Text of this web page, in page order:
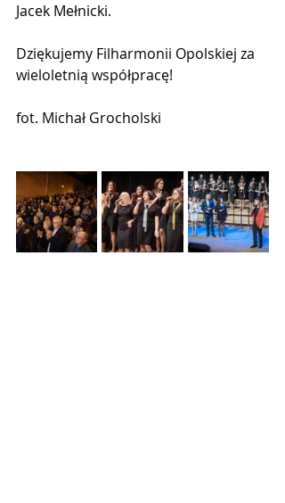
Jacek Mełnicki.
Dziękujemy Filharmonii Opolskiej za
wieloletnią współpracę!
fot. Michał Grocholski